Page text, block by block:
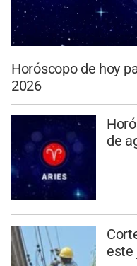
Horóscopo de hoy
2026
de
este